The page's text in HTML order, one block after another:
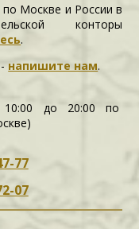
по Москве и России в
конторы
.
напишите нам.
до 20:00 по
77
07